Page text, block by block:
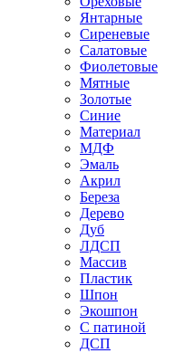
Янтарные
Сиреневые
Салатовые
Фиолетовые
Мятные
Золотые
Синие
Материал
МДФ
Эмаль
Акрил
Береза
Дерево
Дуб
ЛДСП
Массив
Пластик
Шпон
Экошпон
С патиной
ДСП